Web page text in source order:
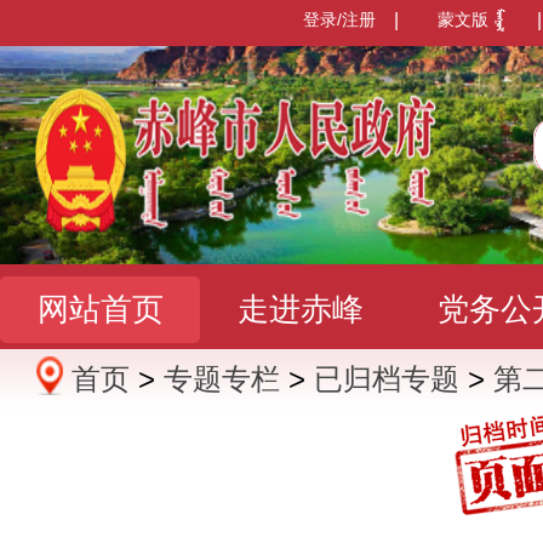
蒙文版
登录/注册
网站首页 走进赤峰 党务公
办事服务 政民互动 数据发
首页 > 专题专栏 > 已归档专题 > 第